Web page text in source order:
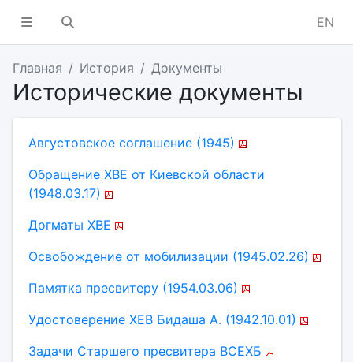
EN
Главная История Документы
Исторические документы
Августовское соглашение (1945)
Обращение ХВЕ от Киевской области
(1948.03.17)
Догматы ХВЕ
Освобождение от мобилизации (1945.02.26)
Памятка пресвитеру (1954.03.06)
Удостоверение ХЕВ Бидаша А. (1942.10.01)
Задачи Старшего пресвитера ВСЕХБ